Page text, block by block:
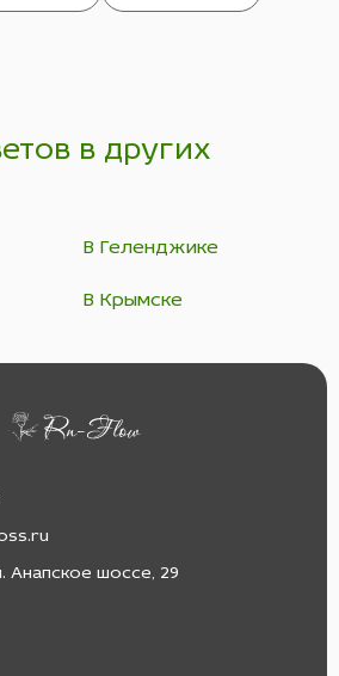
в других
В Геленджике
В Крымске
Анапское шоссе, 29